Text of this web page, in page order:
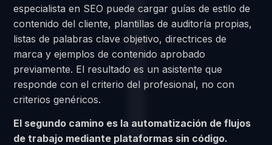
especialista en SEO puede cargar guías de estilo de
contenido del cliente, plantillas de auditoría propias,
listas de palabras clave objetivo, directrices de
marca y ejemplos de contenido aprobado
previamente. El resultado es un asistente que
responde con el criterio del profesional, no con
criterios genéricos.
El segundo camino es la automatización de flujos
de trabajo mediante plataformas sin código.